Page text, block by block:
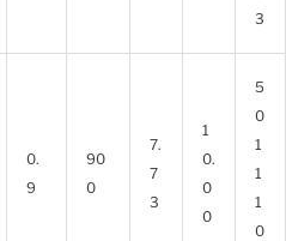
3
0.
9
90
0
7.
7
3
1
0.
0
0
5
0
1
1
1
0